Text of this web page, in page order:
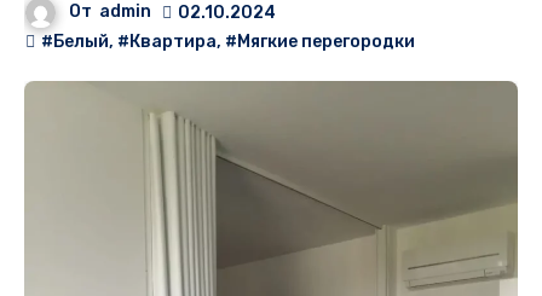
От admin
02.10.2024
#Белый, #Квартира, #Мягкие перегородки